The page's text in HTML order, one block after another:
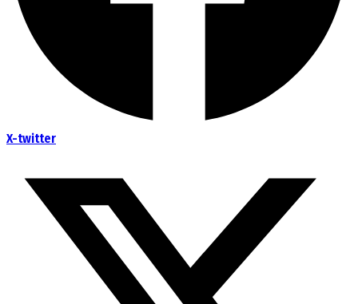
X-twitter